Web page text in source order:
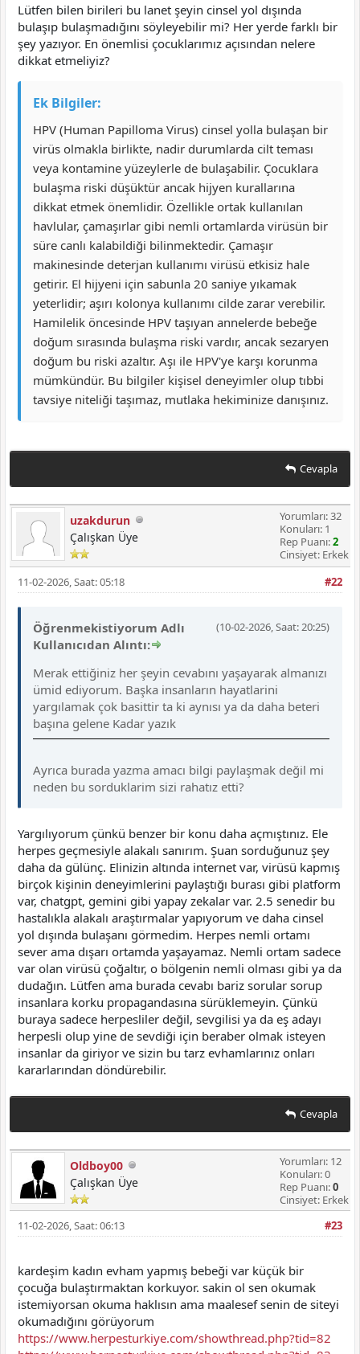
Lütfen bilen birileri bu lanet şeyin cinsel yol dışında
bulaşıp bulaşmadığını söyleyebilir mi? Her yerde farklı bir
şey yazıyor. En önemlisi çocuklarımız açısından nelere
dikkat etmeliyiz?
Ek Bilgiler:
HPV (Human Papilloma Virus) cinsel yolla bulaşan bir
virüs olmakla birlikte, nadir durumlarda cilt teması
veya kontamine yüzeylerle de bulaşabilir. Çocuklara
bulaşma riski düşüktür ancak hijyen kurallarına
dikkat etmek önemlidir. Özellikle ortak kullanılan
havlular, çamaşırlar gibi nemli ortamlarda virüsün bir
süre canlı kalabildiği bilinmektedir. Çamaşır
makinesinde deterjan kullanımı virüsü etkisiz hale
getirir. El hijyeni için sabunla 20 saniye yıkamak
yeterlidir; aşırı kolonya kullanımı cilde zarar verebilir.
Hamilelik öncesinde HPV taşıyan annelerde bebeğe
doğum sırasında bulaşma riski vardır, ancak sezaryen
doğum bu riski azaltır. Aşı ile HPV'ye karşı korunma
mümkündür. Bu bilgiler kişisel deneyimler olup tıbbi
tavsiye niteliği taşımaz, mutlaka hekiminize danışınız.
Cevapla
uzakdurun
Çalışkan Üye
Yorumları: 32
Konuları: 1
Rep Puanı:2
Cinsiyet: Erkek
#22
11-02-2026, Saat: 05:18
(10-02-2026, Saat: 20:25)
Öğrenmekistiyorum Adlı
Kullanıcıdan Alıntı:
Merak ettiğiniz her şeyin cevabını yaşayarak almanızı
ümid ediyorum. Başka insanların hayatlarini
yargılamak çok basittir ta ki aynısı ya da daha beteri
başına gelene Kadar yazık
Ayrıca burada yazma amacı bilgi paylaşmak değil mi
neden bu sorduklarim sizi rahatız etti?
Yargılıyorum çünkü benzer bir konu daha açmıştınız. Ele
herpes geçmesiyle alakalı sanırım. Şuan sorduğunuz şey
daha da gülünç. Elinizin altında internet var, virüsü kapmış
birçok kişinin deneyimlerini paylaştığı burası gibi platform
var, chatgpt, gemini gibi yapay zekalar var. 2.5 senedir bu
hastalıkla alakalı araştırmalar yapıyorum ve daha cinsel
yol dışında bulaşanı görmedim. Herpes nemli ortamı
sever ama dışarı ortamda yaşayamaz. Nemli ortam sadece
var olan virüsü çoğaltır, o bölgenin nemli olması gibi ya da
dudağın. Lütfen ama burada cevabı bariz sorular sorup
insanlara korku propagandasına sürüklemeyin. Çünkü
buraya sadece herpesliler değil, sevgilisi ya da eş adayı
herpesli olup yine de sevdiği için beraber olmak isteyen
insanlar da giriyor ve sizin bu tarz evhamlarınız onları
kararlarından döndürebilir.
Cevapla
Oldboy00
Çalışkan Üye
Yorumları: 12
Konuları: 0
Rep Puanı:0
Cinsiyet: Erkek
#23
11-02-2026, Saat: 06:13
kardeşim kadın evham yapmış bebeği var küçük bir
çocuğa bulaştırmaktan korkuyor. sakin ol sen okumak
istemiyorsan okuma haklısın ama maalesef senin de siteyi
okumadığını görüyorum
https://www.herpesturkiye.com/showthread.php?tid=82